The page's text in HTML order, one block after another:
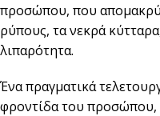
προσώπου, που
ρύπους, τα νεκρά
λιπαρότητα.
Ένα πραγματικά
φροντίδα του προσώπου,